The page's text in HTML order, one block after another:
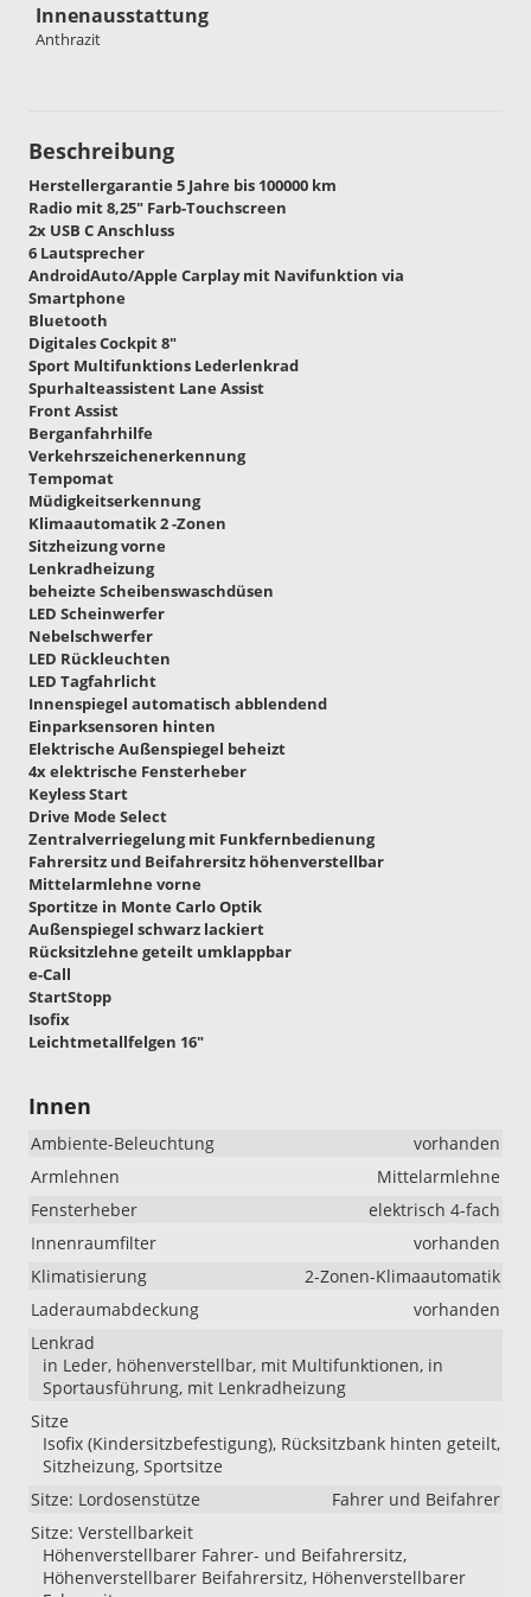
Innenausstattung
Anthrazit
Beschreibung
Herstellergarantie 5 Jahre bis 100000 km
Radio mit 8,25" Farb-Touchscreen
2x USB C Anschluss
6 Lautsprecher
AndroidAuto/Apple Carplay mit Navifunktion via
Smartphone
Bluetooth
Digitales Cockpit 8"
Sport Multifunktions Lederlenkrad
Spurhalteassistent Lane Assist
Front Assist
Berganfahrhilfe
Verkehrszeichenerkennung
Tempomat
Müdigkeitserkennung
Klimaautomatik 2 -Zonen
Sitzheizung vorne
Lenkradheizung
beheizte Scheibenswaschdüsen
LED Scheinwerfer
Nebelschwerfer
LED Rückleuchten
LED Tagfahrlicht
Innenspiegel automatisch abblendend
Einparksensoren hinten
Elektrische Außenspiegel beheizt
4x elektrische Fensterheber
Keyless Start
Drive Mode Select
Zentralverriegelung mit Funkfernbedienung
Fahrersitz und Beifahrersitz höhenverstellbar
Mittelarmlehne vorne
Sportitze in Monte Carlo Optik
Außenspiegel schwarz lackiert
Rücksitzlehne geteilt umklappbar
e-Call
StartStopp
Isofix
Leichtmetallfelgen 16"
Innen
Ambiente-Beleuchtung
vorhanden
Armlehnen
Mittelarmlehne
Fensterheber
elektrisch 4-fach
Innenraumfilter
vorhanden
Klimatisierung
2-Zonen-Klimaautomatik
Laderaumabdeckung
vorhanden
Lenkrad
in Leder, höhenverstellbar, mit Multifunktionen, in
Sportausführung, mit Lenkradheizung
Sitze
Isofix (Kindersitzbefestigung), Rücksitzbank hinten geteilt,
Sitzheizung, Sportsitze
Sitze: Lordosenstütze
Fahrer und Beifahrer
Sitze: Verstellbarkeit
Höhenverstellbarer Fahrer- und Beifahrersitz,
Höhenverstellbarer Beifahrersitz, Höhenverstellbarer